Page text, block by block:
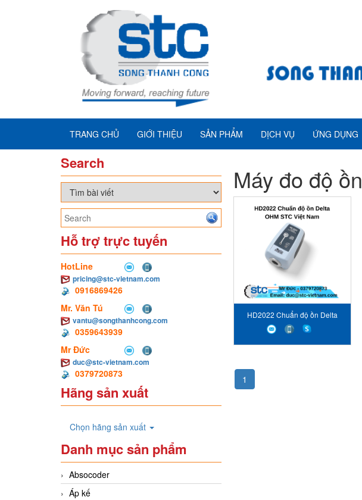
TRANG CHỦ GIỚI THIỆU SẢN PHẨM DỊCH VỤ ỨNG DỤNG
Search
Hỗ trợ trực tuyến
HotLine
pricing@stc-vietnam.com
0916869426
Mr. Văn Tú
vantu@songthanhcong.com
0359643939
Mr Đức
duc@stc-vietnam.com
0379720873
Hãng sản xuất
Chọn hãng sản xuất
Danh mục sản phẩm
Absocoder
Áp kế
Máy đo độ ồn
HD2022 Chuẩn độ ồn Delta
OHM
1